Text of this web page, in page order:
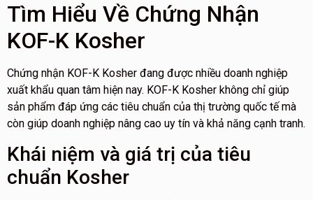
Tìm Hiểu Về Chứng Nhận
KOF-K Kosher
Chứng nhận KOF-K Kosher đang được nhiều doanh nghiệp
xuất khẩu quan tâm hiện nay. KOF-K Kosher không chỉ giúp
sản phẩm đáp ứng các tiêu chuẩn của thị trường quốc tế mà
còn giúp doanh nghiệp nâng cao uy tín và khả năng cạnh tranh.
Khái niệm và giá trị của tiêu
chuẩn Kosher